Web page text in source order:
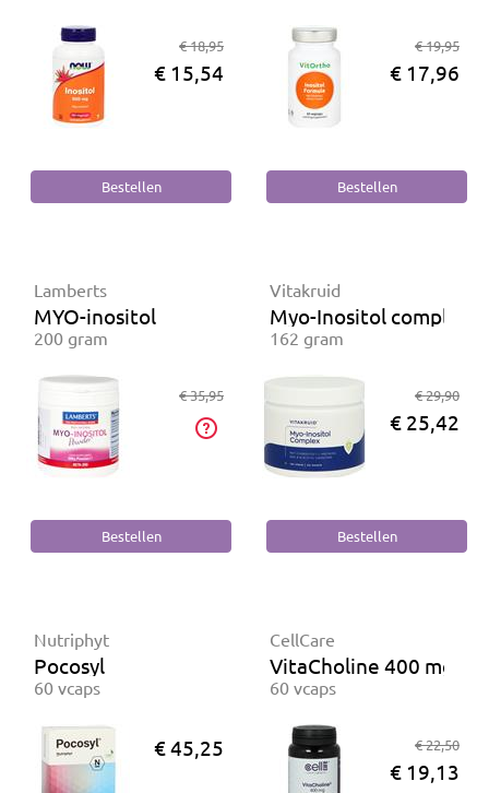
€ 18,95
€ 15,54
€ 19,95
€ 17,96
Lamberts
MYO-inositol
200 gram
€ 35,95
Vitakruid
Myo-Inositol complex
162 gram
€ 29,90
€ 25,42
Nutriphyt
Pocosyl
60 vcaps
€ 45,25
CellCare
VitaCholine 400 mg
60 vcaps
€ 22,50
€ 19,13